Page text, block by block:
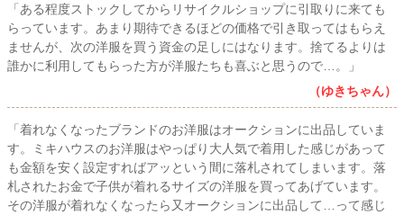
「ある程度ストックしてからリサイクルショップに引取りに来ても
らっています。あまり期待できるほどの価格で引き取ってはもらえ
ませんが、次の洋服を買う資金の足しにはなります。捨てるよりは
誰かに利用してもらった方が洋服たちも喜ぶと思うので…。」
（ゆきちゃん）
「着れなくなったブランドのお洋服はオークションに出品していま
す。ミキハウスのお洋服はやっぱり大人気で着用した感じがあって
も金額を安く設定すればアッという間に落札されてしまいます。落
札されたお金で子供が着れるサイズの洋服を買ってあげています。
その洋服が着れなくなったら又オークションに出品して…って感じ